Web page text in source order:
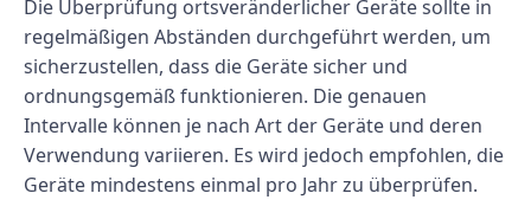
Die Überprüfung ortsveränderlicher Geräte sollte in
regelmäßigen Abständen durchgeführt werden, um
sicherzustellen, dass die Geräte sicher und
ordnungsgemäß funktionieren. Die genauen
Intervalle können je nach Art der Geräte und deren
Verwendung variieren. Es wird jedoch empfohlen, die
Geräte mindestens einmal pro Jahr zu überprüfen.